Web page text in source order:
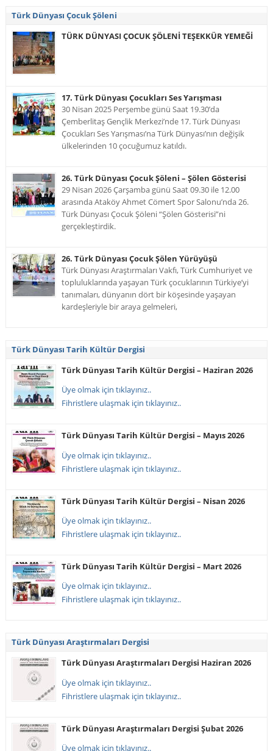
Türk Dünyası Çocuk Şöleni
TÜRK DÜNYASI ÇOCUK ŞÖLENİ TEŞEKKÜR YEMEĞİ
17. Türk Dünyası Çocukları Ses Yarışması
30 Nisan 2025 Perşembe günü Saat 19.30’da
Çemberlitaş Gençlik Merkezi’nde 17. Türk Dünyası
Çocukları Ses Yarışması’na Türk Dünyası’nın değişik
ülkelerinden 10 çocuğumuz katıldı.
26. Türk Dünyası Çocuk Şöleni – Şölen Gösterisi
29 Nisan 2026 Çarşamba günü Saat 09.30 ile 12.00
arasında Ataköy Ahmet Cömert Spor Salonu’nda 26.
Türk Dünyası Çocuk Şöleni “Şölen Gösterisi”ni
gerçekleştirdik.
26. Türk Dünyası Çocuk Şölen Yürüyüşü
Türk Dünyası Araştırmaları Vakfı, Türk Cumhuriyet ve
topluluklarında yaşayan Türk çocuklarının Türkiye’yi
tanımaları, dünyanın dört bir köşesinde yaşayan
kardeşleriyle bir araya gelmeleri,
Türk Dünyası Tarih Kültür Dergisi
Türk Dünyası Tarih Kültür Dergisi – Haziran 2026
Üye olmak için tıklayınız..
Fihristlere ulaşmak için tıklayınız..
Türk Dünyası Tarih Kültür Dergisi – Mayıs 2026
Üye olmak için tıklayınız..
Fihristlere ulaşmak için tıklayınız..
Türk Dünyası Tarih Kültür Dergisi – Nisan 2026
Üye olmak için tıklayınız..
Fihristlere ulaşmak için tıklayınız..
Türk Dünyası Tarih Kültür Dergisi – Mart 2026
Üye olmak için tıklayınız..
Fihristlere ulaşmak için tıklayınız..
Türk Dünyası Araştırmaları Dergisi
Türk Dünyası Araştırmaları Dergisi Haziran 2026
Üye olmak için tıklayınız..
Fihristlere ulaşmak için tıklayınız..
Türk Dünyası Araştırmaları Dergisi Şubat 2026
Üye olmak için tıklayınız..